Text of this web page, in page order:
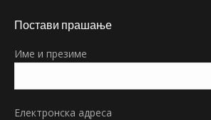
opens
new
Постави прашање
Име и презиме
Електронска адреса